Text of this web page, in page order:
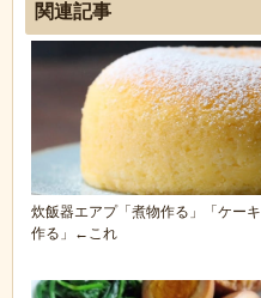
関連記事
炊飯器エアプ「煮物作る」「ケーキ
作る」←これ